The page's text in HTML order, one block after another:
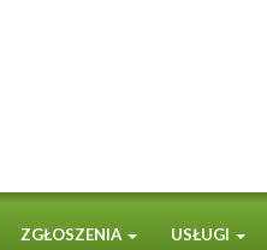
ZGŁOSZENIA USŁUGI